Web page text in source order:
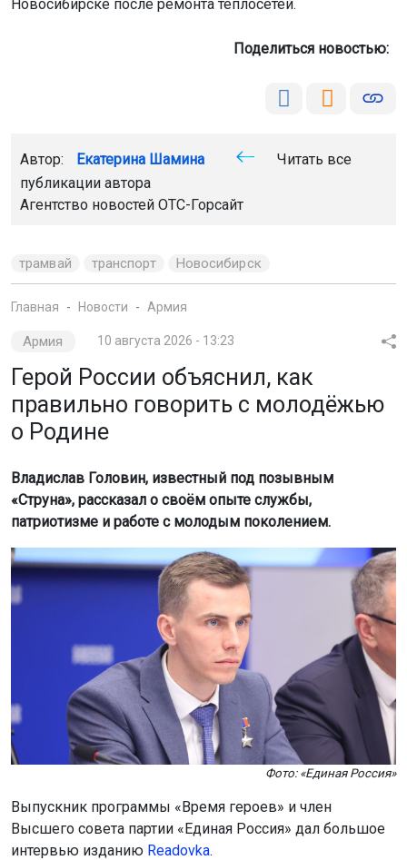
Новосибирске после ремонта теплосетей.
Поделиться новостью:
Автор: Екатерина Шамина
Читать все
публикации автора
Агентство новостей ОТС-Горсайт
трамвай транспорт Новосибирск
Главная Новости Армия
Армия 10 августа 2026 - 13:23
Герой России объяснил, как
правильно говорить с молодёжью
о Родине
Владислав Головин, известный под позывным
«Струна», рассказал о своём опыте службы,
патриотизме и работе с молодым поколением.
Фото: «Единая Россия»
Выпускник программы «Время героев» и член
Высшего совета партии «Единая Россия» дал большое
интервью изданию Readovka.